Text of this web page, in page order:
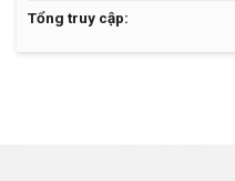
Tổng truy cập: